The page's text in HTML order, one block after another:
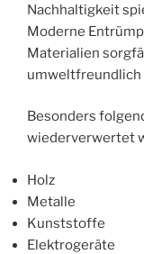
Nachhaltigkeit
Moderne
Materialien
umweltfreundlich
Besonders
wiederverwertet
Holz
Metalle
Kunststoffe
Elektrogeräte